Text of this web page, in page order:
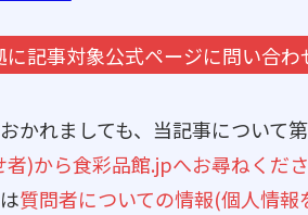
記事対象公式ページに問い合わ
かれましても、当記事について
)から食彩品館.jpへお尋ねくだ
質問者についての情報(個人情